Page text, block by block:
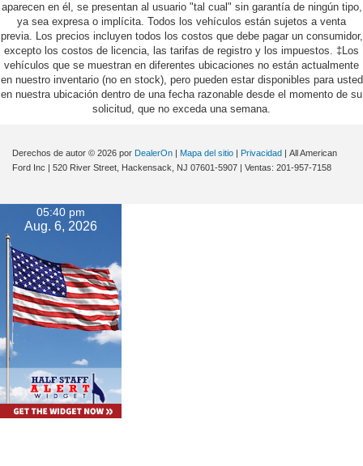
aparecen en él, se presentan al usuario "tal cual" sin garantía de ningún tipo,
ya sea expresa o implícita. Todos los vehículos están sujetos a venta
previa. Los precios incluyen todos los costos que debe pagar un consumidor,
excepto los costos de licencia, las tarifas de registro y los impuestos. ‡Los
vehículos que se muestran en diferentes ubicaciones no están actualmente
en nuestro inventario (no en stock), pero pueden estar disponibles para usted
en nuestra ubicación dentro de una fecha razonable desde el momento de su
solicitud, que no exceda una semana.
Derechos de autor © 2026 por DealerOn Mapa del sitio Privacidad | All American
Ford Inc
520 River Street, Hackensack, NJ 07601-5907 | Ventas: 201-957-7158
05:40 pm
Aug. 6, 2026